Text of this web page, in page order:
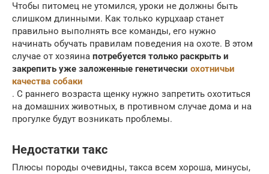
Чтобы питомец не утомился, уроки не должны быть
слишком длинными. Как только курцхаар станет
правильно выполнять все команды, его нужно
начинать обучать правилам поведения на охоте. В этом
случае от хозяина потребуется только раскрыть и
закрепить уже заложенные генетически охотничьи
качества собаки
. С раннего возраста щенку нужно запретить охотиться
на домашних животных, в противном случае дома и на
прогулке будут возникать проблемы.
Недостатки такс
Плюсы породы очевидны, такса всем хороша, минусы,